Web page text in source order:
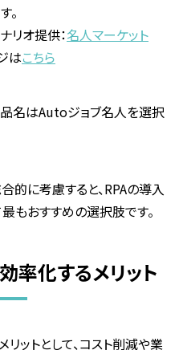
。
リオ提供：名人マーケット
はこちら
品名はAutoジョブ名人を選択
的に考慮すると、RPAの導入
もおすすめの選択肢です。
率化するメリット
ットとして、コスト削減や業